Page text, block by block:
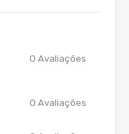
0 Avaliações
0 Avaliações